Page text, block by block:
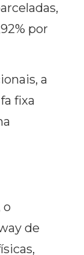
por
a
fixa
o
de